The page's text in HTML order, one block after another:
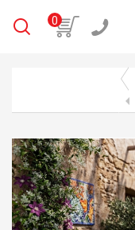
0
arrow_left